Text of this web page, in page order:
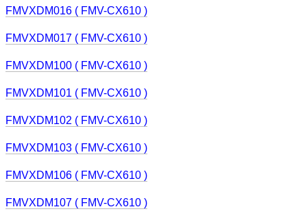
FMVXDM016 ( FMV-CX610 )
FMVXDM017 ( FMV-CX610 )
FMVXDM100 ( FMV-CX610 )
FMVXDM101 ( FMV-CX610 )
FMVXDM102 ( FMV-CX610 )
FMVXDM103 ( FMV-CX610 )
FMVXDM106 ( FMV-CX610 )
FMVXDM107 ( FMV-CX610 )